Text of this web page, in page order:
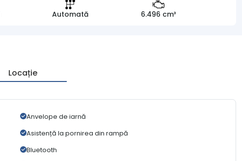
Automată 6.496 cm³
Locație
Anvelope de iarnă
Asistență la pornirea din rampă
Bluetooth